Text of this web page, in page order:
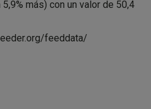
más) con un valor de 50,4
feeddata/